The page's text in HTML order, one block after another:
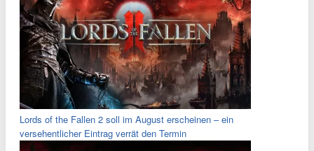
Lords of the Fallen 2 soll im August erscheinen – ein
versehentlicher Eintrag verrät den Termin